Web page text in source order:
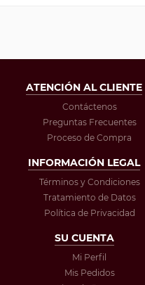
ATENCIÓN AL CLIENTE
Contáctenos
Preguntas Frecuentes
Proceso de Compra
INFORMACIÓN LEGAL
Términos y Condiciones
Tratamiento de Datos
Política de Privacidad
SU CUENTA
Mi Perfil
Mis Pedidos